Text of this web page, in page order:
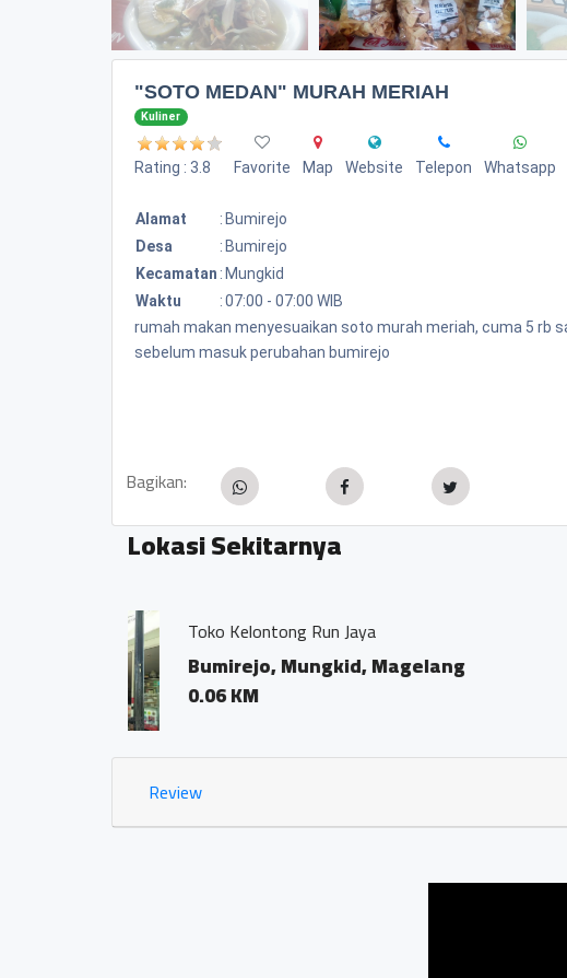
"SOTO MEDAN" MURAH MERIAH
Kuliner
Rating : 3.8 Favorite Map Website Telepon Whatsapp
Alamat : Bumirejo
Desa
: Bumirejo
Kecamatan : Mungkid
Waktu
:07:00 - 07:00 WIB
rumah makan menyesuaikan soto murah meriah, cuma 5 rb
sebelum masuk perubahan bumirejo
Bagikan:
Lokasi Sekitarnya
Kantor Notaris dan PPAT
Bumirejo, Mungkid,
Review